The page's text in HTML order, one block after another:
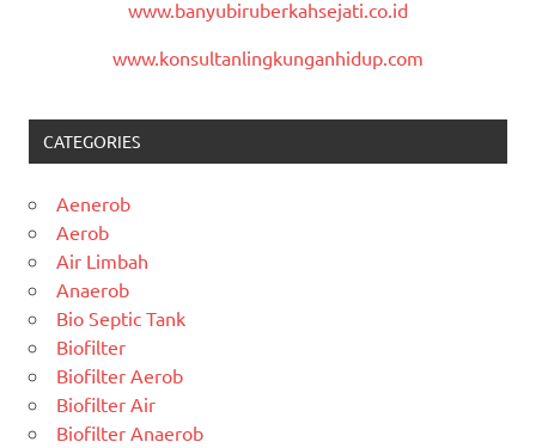
www.banyubiruberkahsejati.co.id
www.konsultanlingkunganhidup.com
CATEGORIES
Aenerob
Aerob
Air Limbah
Anaerob
Bio Septic Tank
Biofilter
Biofilter Aerob
Biofilter Air
Biofilter Anaerob